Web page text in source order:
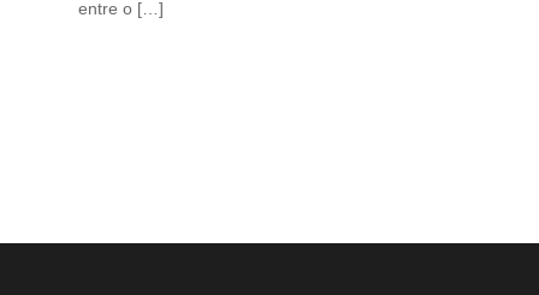
entre o […]